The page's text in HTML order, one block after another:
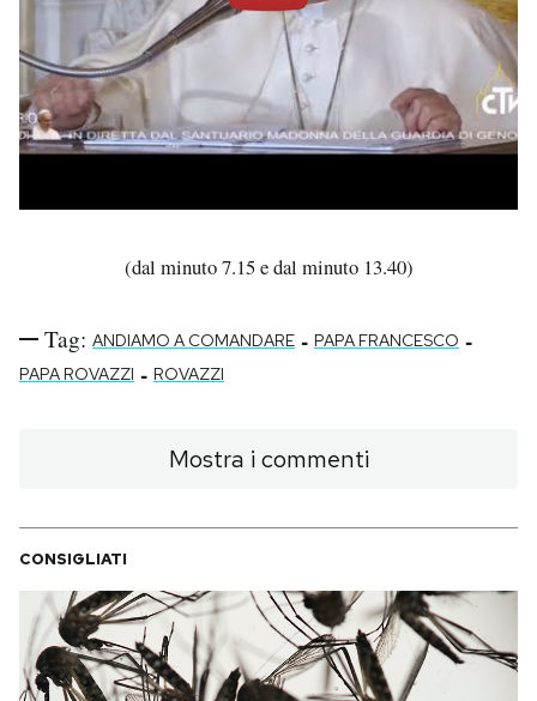
(dal minuto 7.15 e dal minuto 13.40)
Tag: ANDIAMO A COMANDARE - PAPA FRANCESCO -
PAPA ROVAZZI - ROVAZZI
Mostra i commenti
CONSIGLIATI